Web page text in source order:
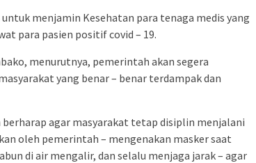
menjamin Kesehatan para tenaga medis yang
para pasien positif covid – 19.
menurutnya, pemerintah akan segera
yang benar – benar terdampak dan
agar masyarakat tetap disiplin menjalani
oleh pemerintah – mengenakan masker saat
di air mengalir, dan selalu menjaga jarak – agar